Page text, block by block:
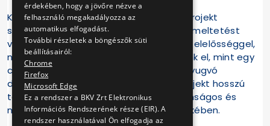
Kérjük, a leírtak fényében ítélje meg a projekt
sikerességét. Magunk részéről, mint üzemeltetést
végző szervezet, lényegesen nagyobb felelősséggel,
nagyobb szakmai felkészültséggel járunk el, mint egy
civil szervezet és ezeken az alapokon nyugvó
döntésekkel mindent megteszünk a projekt hosszú
távú sikeréért, az utazóközönség biztonságos és
megfelelő színvonalú kiszolgálása érdekében.
érdekében, hogy a jövőre nézve a
felhasználó megakadályozza az
automatikus elfogadást.
További részletek a böngészők süti
beállításairól:
Chrome
Firefox
Microsoft Edge
Ez a rendszer a BKV Zrt Elektronikus
Információs Rendszerének része (EIR). A
rendszer használatával Ön elfogadja az